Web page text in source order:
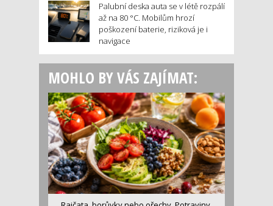
Palubní deska auta se v létě rozpálí
až na 80 °C. Mobilům hrozí
poškození baterie, riziková je i
navigace
MOHLO BY VÁS ZAJÍMAT: